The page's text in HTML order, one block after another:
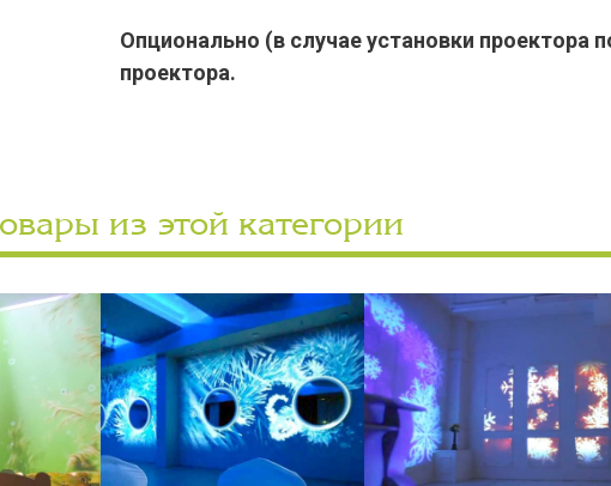
Опционально (в случае установки проектора
проектора.
из этой категории